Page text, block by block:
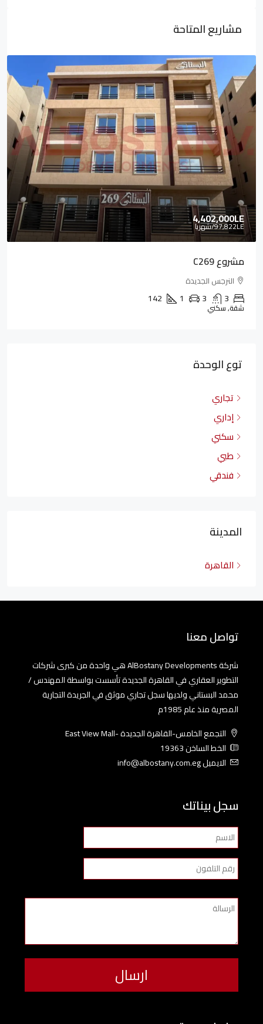
مشاريع المتاحة
4,402,000LE
97,822LE/شهريا
مشروع C269
النرجس الجديدة
3
3
1
142
شقة, سكني
توع الوحدة
تجاري
إداري
سكني
طبي
فندقي
المدينة
القاهرة
تواصل معنا
شركة AlBostany Developments هي واحدة من كبرى شركات
التطوير العقاري في القاهرة الجديدة تأسست بواسطة المهندس /
محمد البستاني ولديها سجل تجاري موثق في الجريدة التجارية
المصرية منذ عام 1985م
التجمع الخامس-القاهرة الجديدة -East View Mall
الخط الساخن 19363
الايميل info@albostany.com.eg
سجل بيناتك